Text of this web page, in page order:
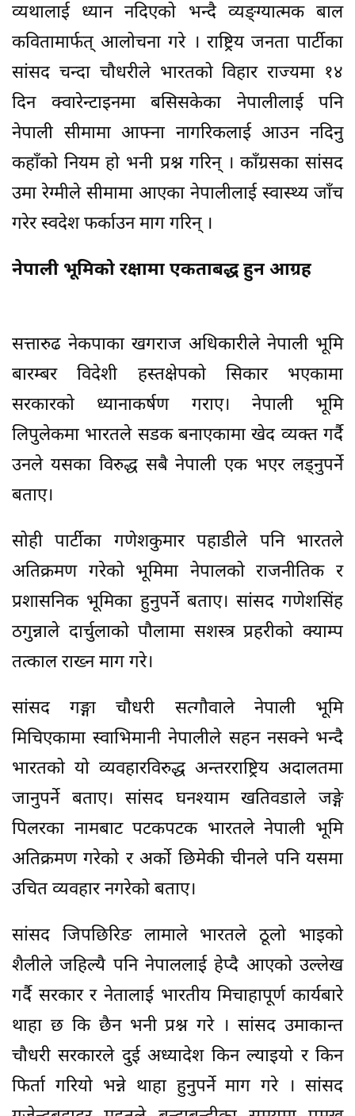
व्यथालाई ध्यान नदिएको भन्दै व्यङ्ग्यात्मक बाल
कवितामार्फत् आलोचना गरे । राष्ट्रिय जनता पार्टीका
सांसद चन्दा चौधरीले भारतको विहार राज्यमा १४
दिन क्वारेन्टाइनमा बसिसकेका नेपालीलाई पनि
नेपाली सीमामा आफ्ना नागरिकलाई आउन नदिनु
कहाँको नियम हो भनी प्रश्न गरिन् । काँग्रसका सांसद
उमा रेग्मीले सीमामा आएका नेपालीलाई स्वास्थ्य जाँच
गरेर स्वदेश फर्काउन माग गरिन् ।
नेपाली भूमिको रक्षामा एकताबद्ध हुन आग्रह
सत्तारुढ नेकपाका खगराज अधिकारीले नेपाली भूमि
बारम्बर विदेशी हस्तक्षेपको सिकार भएकामा
सरकारको ध्यानाकर्षण गराए। नेपाली भूमि
लिपुलेकमा भारतले सडक बनाएकामा खेद व्यक्त गर्दै
उनले यसका विरुद्ध सबै नेपाली एक भएर लड्नुपर्ने
बताए।
सोही पार्टीका गणेशकुमार पहाडीले पनि भारतले
अतिक्रमण गरेको भूमिमा नेपालको राजनीतिक र
प्रशासनिक भूमिका हुनुपर्ने बताए। सांसद गणेशसिंह
ठगुन्नाले दार्चुलाको पौलामा सशस्त्र प्रहरीको क्याम्प
तत्काल राख्न माग गरे।
सांसद गङ्गा चौधरी सत्गौवाले नेपाली भूमि
मिचिएकामा स्वाभिमानी नेपालीले सहन नसक्ने भन्दै
भारतको यो व्यवहारविरुद्ध अन्तरराष्ट्रिय अदालतमा
जानुपर्ने बताए। सांसद घनश्याम खतिवडाले जङ्गे
पिलरका नामबाट पटकपटक भारतले नेपाली भूमि
अतिक्रमण गरेको र अर्को छिमेकी चीनले पनि यसमा
उचित व्यवहार नगरेको बताए।
सांसद जिपछिरिङ लामाले भारतले ठूलो भाइको
शैलीले जहिल्यै पनि नेपाललाई हेप्दै आएको उल्लेख
गर्दै सरकार र नेतालाई भारतीय मिचाहापूर्ण कार्यबारे
थाहा छ कि छैन भनी प्रश्न गरे । सांसद उमाकान्त
चौधरी सरकारले दुई अध्यादेश किन ल्याइयो र किन
फिर्ता गरियो भन्ने थाहा हुनुपर्ने माग गरे । सांसद